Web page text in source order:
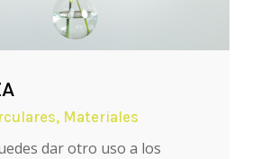
, Materiales
dar otro uso a los